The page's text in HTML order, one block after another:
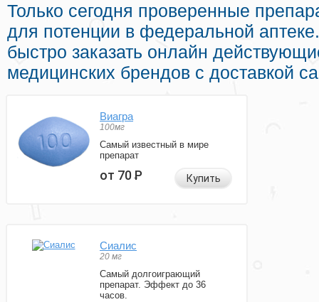
Только сегодня проверенные
для потенции в федеральной
быстро заказать онлайн
медицинских брендов с доставкой
Виагра
100мг
Самый известный в мире
препарат
от 70Р Купить
Сиалис
20 мг
Самый долгоиграющий
препарат. Эффект до 36
часов.